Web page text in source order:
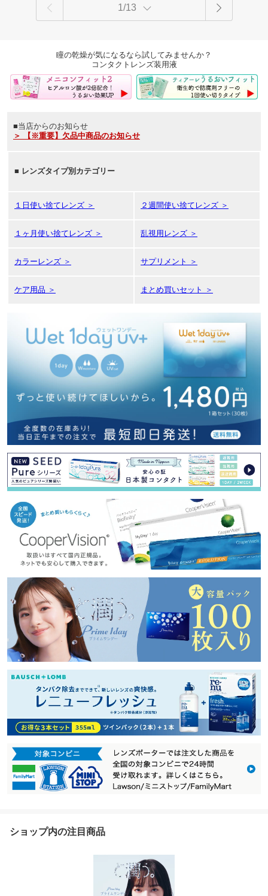
1/13
瞳の乾燥が気になるなら試してみませんか？
コンタクトレンズ装用液
■当店からのお知らせ
＞ 【※重要】欠品中商品のお知らせ
■ レンズタイプ別カテゴリー
１日使い捨てレンズ ＞ ２週間使い捨てレンズ ＞
１ヶ月使い捨てレンズ ＞ 乱視用レンズ ＞
カラーレンズ ＞ サプリメント ＞
ケア用品 ＞ まとめ買いセット ＞
ショップ内の注目商品